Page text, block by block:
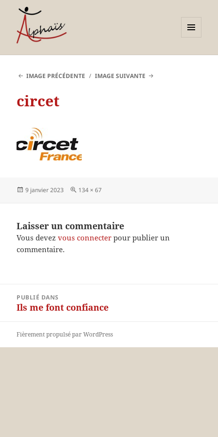
compétences et
orientations adultes et
jeunes
WIDGETS
IMAGE PRÉCÉDENTE IMAGE SUIVANTE
circet
Publié
9 janvier 2023
Taille
134 × 67
Laisser un commentaire
Vous devezvous connecter pour publier un
commentaire.
l’article
PUBLIÉ DANS
Ils me font confiance
Fièrement propulsé par WordPress